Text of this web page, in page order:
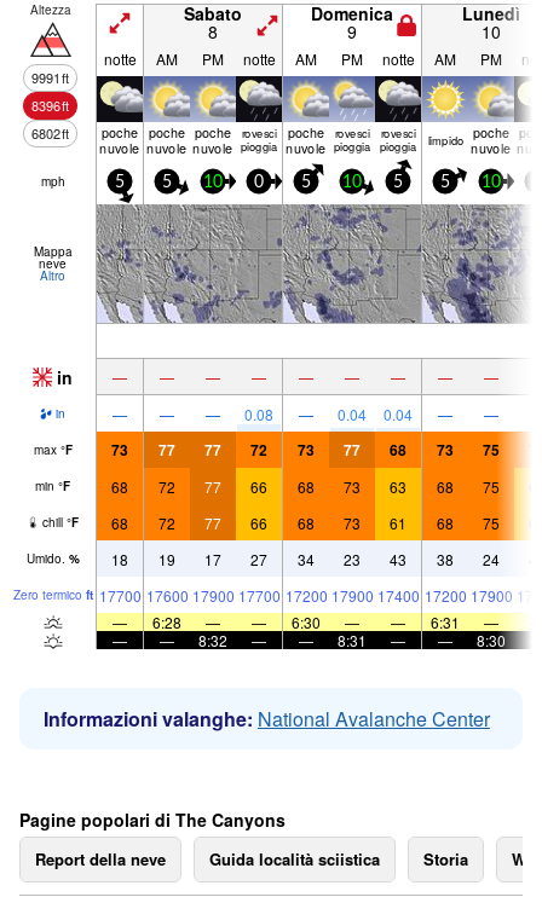
Altezza
9991ft
8396ft
6802ft
Sabato
8
Domenica
9
Lunedì
10
notte AM PM notte AM PM notte AM PM
poche
nuvole
poche
nuvole
poche
nuvole
rovesci
pioggia
poche
nuvole
rovesci
pioggia
rovesci
pioggia limp­ido poche
nuvole
mph 5 5 10 0 5 10 5 5 10
Mappa
neve
Altro
in — — — — — — — — —
in — — — 0.08 — 0.04 0.04 — —
max °F 73 77 77 72 73 77 68 73 75
min °F 68 72 77 66 68 73 63 68 75
chill °F 68 72 77 66 68 73 61 68 75
Umido. % 18 19 17 27 34 23 43 38 24
Zero termico ft 17700 17600 17900 17700 17200 17900 17400 17200 17900
—
6:28 — — 6:30 — — 6:31 —
—
— 8:32 — — 8:31 — — 8:30
Informazioni valanghe: National Avalanche Center
Pagine popolari di The Canyons
Report della neve Guida località sciistica Storia